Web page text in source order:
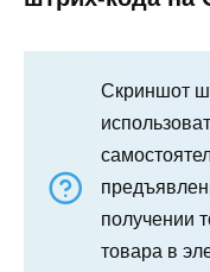
Скриншот
получении
товара в